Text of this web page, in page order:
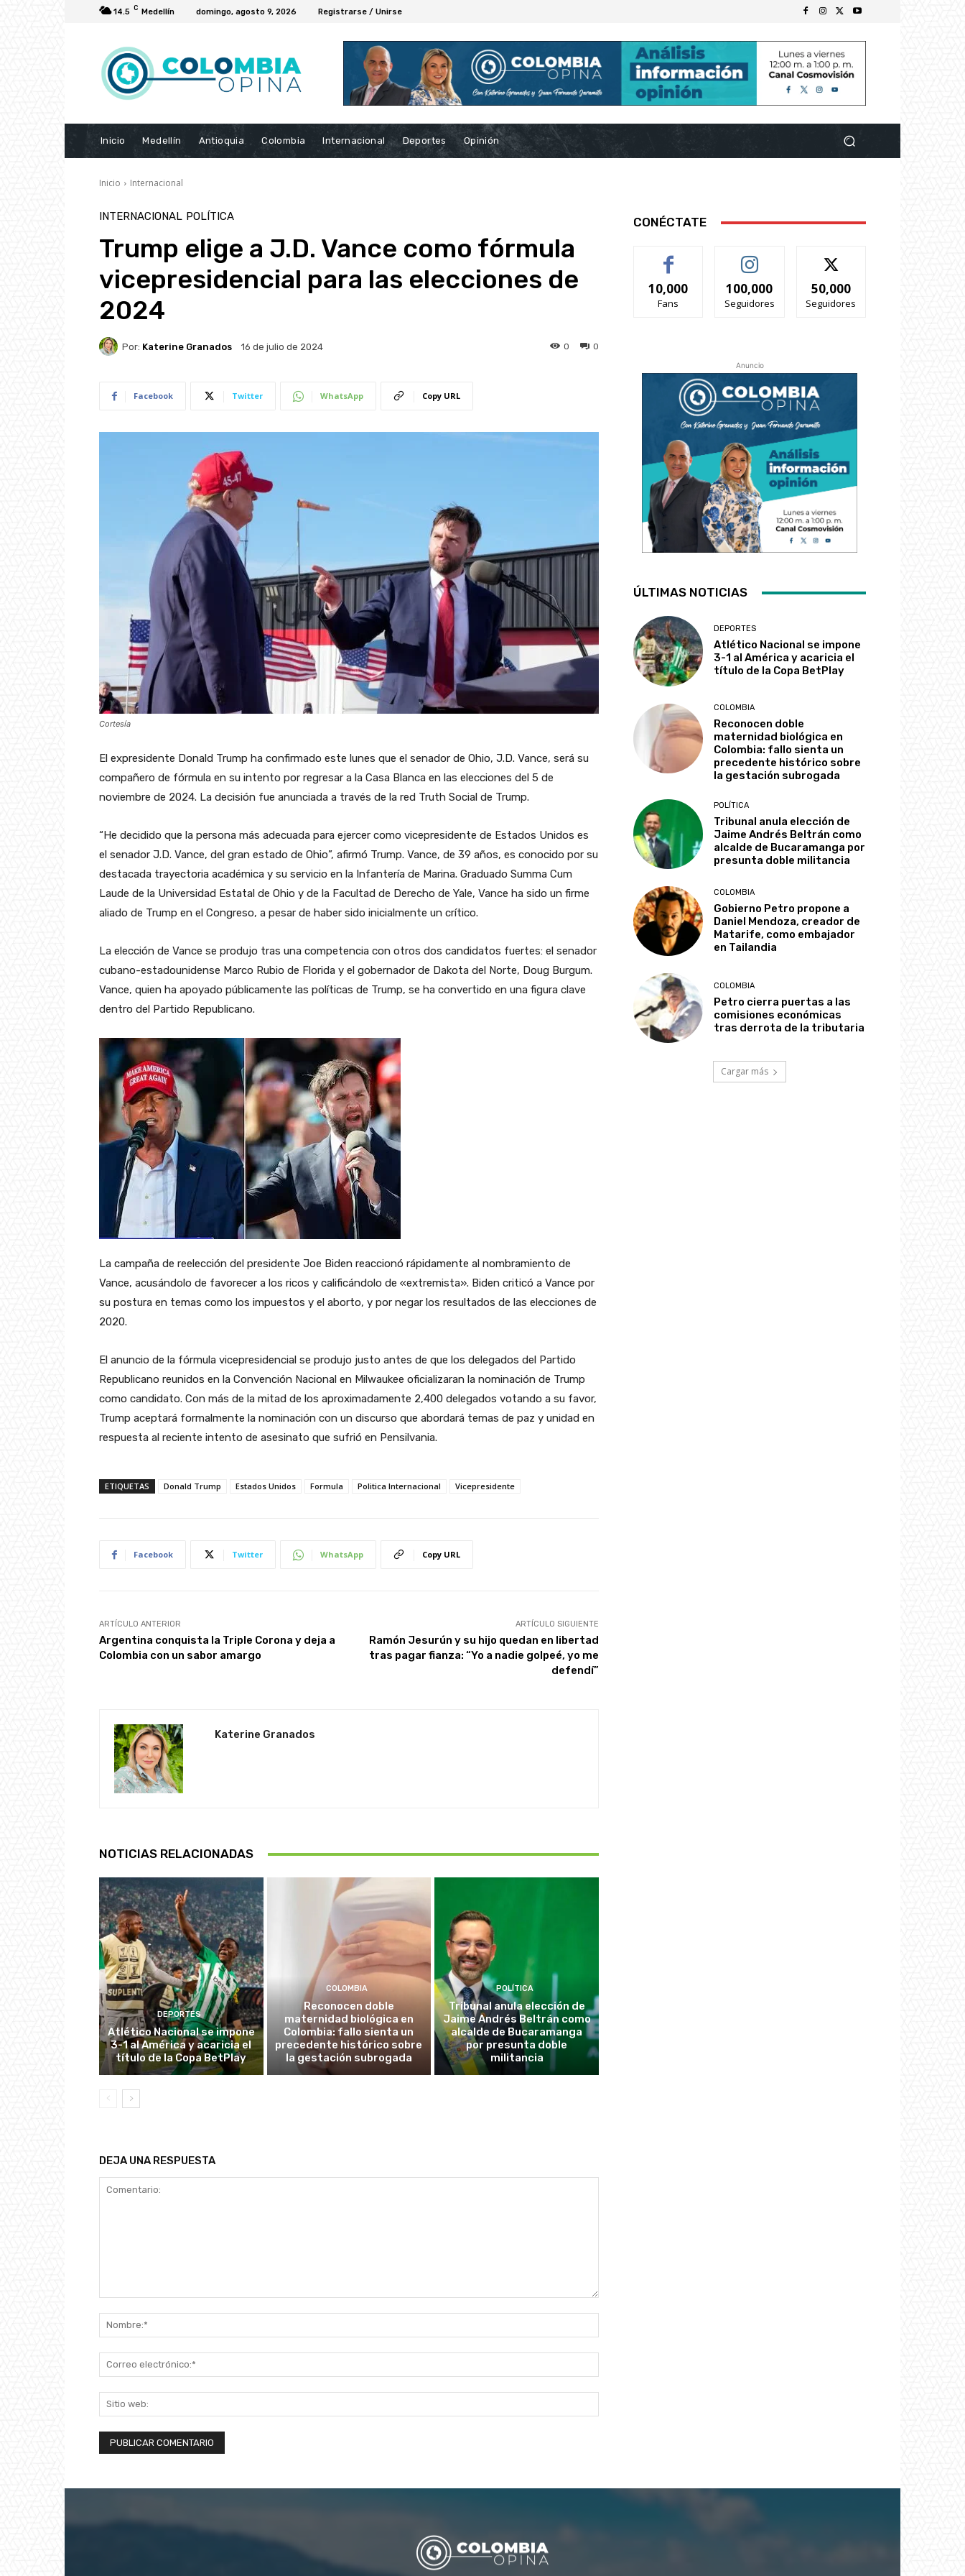
14.5 C Medellín domingo, agosto 9, 2026 Registrarse / Unirse
Inicio Medellín Antioquia Colombia Internacional Deportes Opinión
Inicio Internacional
INTERNACIONAL POLÍTICA
Trump elige a J.D. Vance como fórmula
vicepresidencial para las elecciones de
2024
Por: Katerine Granados 16 de julio de 2024 0
0
Facebook Twitter WhatsApp Copy URL
Cortesía
El expresidente Donald Trump ha confirmado este lunes que el senador de Ohio, J.D. Vance, será su
compañero de fórmula en su intento por regresar a la Casa Blanca en las elecciones del 5 de
noviembre de 2024. La decisión fue anunciada a través de la red Truth Social de Trump.
“He decidido que la persona más adecuada para ejercer como vicepresidente de Estados Unidos es
el senador J.D. Vance, del gran estado de Ohio”, afirmó Trump. Vance, de 39 años, es conocido por su
destacada trayectoria académica y su servicio en la Infantería de Marina. Graduado Summa Cum
Laude de la Universidad Estatal de Ohio y de la Facultad de Derecho de Yale, Vance ha sido un firme
aliado de Trump en el Congreso, a pesar de haber sido inicialmente un crítico.
La elección de Vance se produjo tras una competencia con otros dos candidatos fuertes: el senador
cubano-estadounidense Marco Rubio de Florida y el gobernador de Dakota del Norte, Doug Burgum.
Vance, quien ha apoyado públicamente las políticas de Trump, se ha convertido en una figura clave
dentro del Partido Republicano.
La campaña de reelección del presidente Joe Biden reaccionó rápidamente al nombramiento de
Vance, acusándolo de favorecer a los ricos y calificándolo de «extremista». Biden criticó a Vance por
su postura en temas como los impuestos y el aborto, y por negar los resultados de las elecciones de
2020.
El anuncio de la fórmula vicepresidencial se produjo justo antes de que los delegados del Partido
Republicano reunidos en la Convención Nacional en Milwaukee oficializaran la nominación de Trump
como candidato. Con más de la mitad de los aproximadamente 2,400 delegados votando a su favor,
Trump aceptará formalmente la nominación con un discurso que abordará temas de paz y unidad en
respuesta al reciente intento de asesinato que sufrió en Pensilvania.
ETIQUETAS Donald Trump Estados Unidos Formula Politica Internacional Vicepresidente
Facebook Twitter WhatsApp Copy URL
ARTÍCULO ANTERIOR
Argentina conquista la Triple Corona y deja a
Colombia con un sabor amargo
ARTÍCULO SIGUIENTE
Ramón Jesurún y su hijo quedan en libertad
tras pagar fianza: “Yo a nadie golpeé, yo me
defendí”
Katerine Granados
NOTICIAS RELACIONADAS
DEPORTES
Atlético Nacional se impone
3-1 al América y acaricia el
título de la Copa BetPlay
COLOMBIA
Reconocen doble
maternidad biológica en
Colombia: fallo sienta un
precedente histórico sobre
la gestación subrogada
POLÍTICA
Tribunal anula elección de
Jaime Andrés Beltrán como
alcalde de Bucaramanga
por presunta doble
militancia
DEJA UNA RESPUESTA
electrónico:*
web:
CONÉCTATE
10,000
Fans
100,000
Seguidores
50,000
Seguidores
Anuncio
ÚLTIMAS NOTICIAS
DEPORTES
Atlético Nacional se impone
3-1 al América y acaricia el
título de la Copa BetPlay
COLOMBIA
Reconocen doble
maternidad biológica en
Colombia: fallo sienta un
precedente histórico sobre
la gestación subrogada
POLÍTICA
Tribunal anula elección de
Jaime Andrés Beltrán como
alcalde de Bucaramanga por
presunta doble militancia
COLOMBIA
Gobierno Petro propone a
Daniel Mendoza, creador de
Matarife, como embajador
en Tailandia
COLOMBIA
Petro cierra puertas a las
comisiones económicas
tras derrota de la tributaria
Cargar más